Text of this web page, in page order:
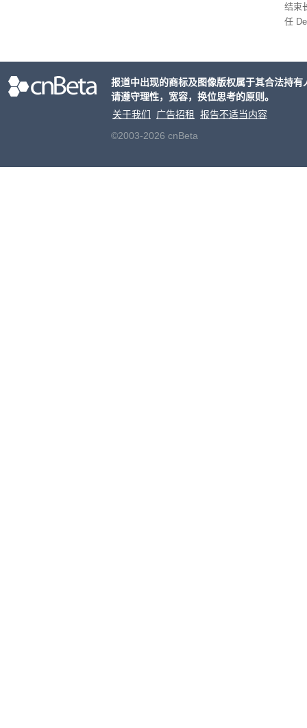
结束
任
报道中出现的商标及图像版权属于其合法持
请遵守理性，宽容，换位思考的原则。
关于我们
广告招租
报告不适当内容
©2003-2026 cnBeta